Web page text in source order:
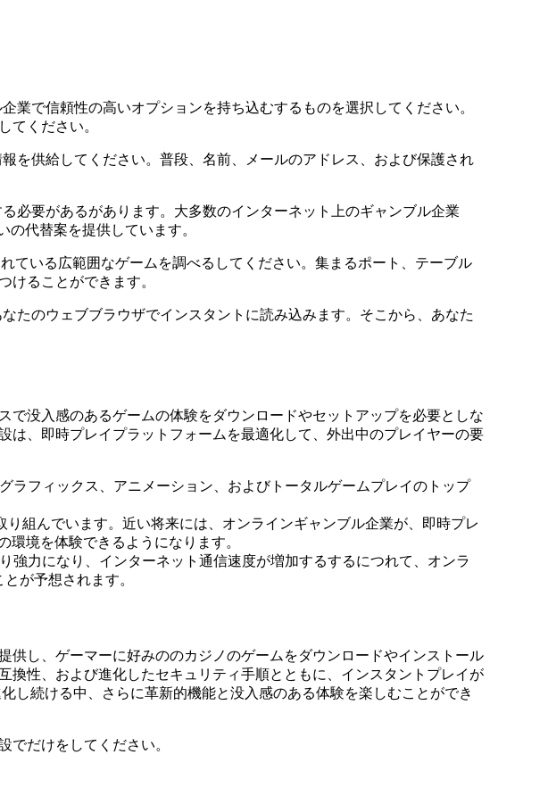
業で信頼性の高いオプションを持ち込むするものを選択してください。
てください。
を供給してください。普段、名前、メールのアドレス、および保護され
必要があるがあります。大多数のインターネット上のギャンブル企業
代替案を提供しています。
ている広範囲なゲームを調べるしてください。集まるポート、テーブル
けることができます。
たのウェブブラウザでインスタントに読み込みます。そこから、あなた
没入感のあるゲームの体験をダウンロードやセットアップを必要としな
、即時プレイプラットフォームを最適化して、外出中のプレイヤーの要
ラフィックス、アニメーション、およびトータルゲームプレイのトップ
組んでいます。近い将来には、オンラインギャンブル企業が、即時プレ
境を体験できるようになります。
強力になり、インターネット通信速度が増加するするにつれて、オンラ
が予想されます。
し、ゲーマーに好みののカジノのゲームをダウンロードやインストール
性、および進化したセキュリティ手順とともに、インスタントプレイが
し続ける中、さらに革新的機能と没入感のある体験を楽しむことができ
でだけをしてください。